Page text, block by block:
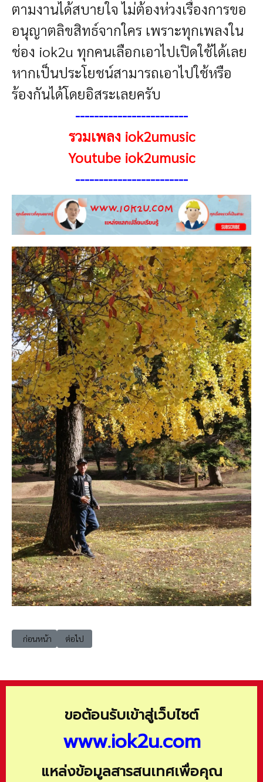
ตามงานได้สบายใจ ไม่ต้องห่วงเรื่องการขอ
อนุญาตลิขสิทธ์จากใคร เพราะทุกเพลงใน
ช่อง iok2u ทุกคนเลือกเอาไปเปิดใช้ได้เลย
หากเป็นประโยชน์สามารถเอาไปใช้หรือ
ร้องกันได้โดยอิสระเลยครับ
------------------------
รวมเพลง iok2umusic
Youtube iok2umusic
------------------------
เนื้อหาก่อนหน้า: 202502-gst01 เสียงจากแผ่นดิน ธรณีไทย (v.149)
ก่อนหน้า เนื้อหาถัดไป: 202502-gst02 Voice of the Earth (Official
ต่อไป
ขอต้อนรับเข้าสู่เว็บไซต์
www.iok2u.com
แหล่งข้อมูลสารสนเทศเพื่อคุณ